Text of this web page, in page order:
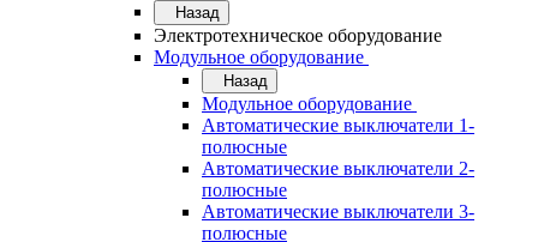
Назад
Электротехническое оборудование
Модульное оборудование
Назад
Модульное оборудование
Автоматические выключатели 1-
полюсные
Автоматические выключатели 2-
полюсные
Автоматические выключатели 3-
полюсные